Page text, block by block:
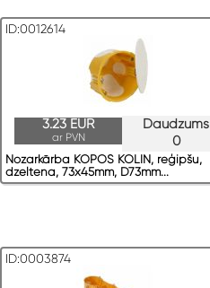
ID:0012614
Daudzums
0
3.23 EUR
ar PVN
Nozarkārba KOPOS KOLIN, reģipšu,
dzeltena, 73x45mm, D73mm...
ID:0003874